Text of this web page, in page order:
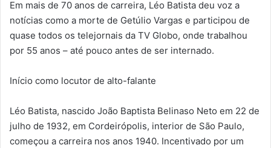
Em mais de 70 anos de carreira, Léo Batista deu voz a
notícias como a morte de Getúlio Vargas e participou de
quase todos os telejornais da TV Globo, onde trabalhou
por 55 anos – até pouco antes de ser internado.
Início como locutor de alto-falante
Léo Batista, nascido João Baptista Belinaso Neto em 22 de
julho de 1932, em Cordeirópolis, interior de São Paulo,
começou a carreira nos anos 1940. Incentivado por um